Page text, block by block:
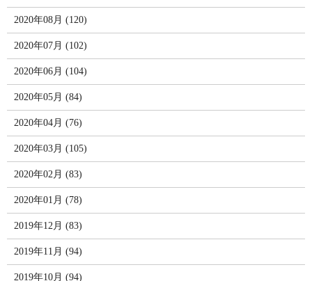
2020年08月 (120)
2020年07月 (102)
2020年06月 (104)
2020年05月 (84)
2020年04月 (76)
2020年03月 (105)
2020年02月 (83)
2020年01月 (78)
2019年12月 (83)
2019年11月 (94)
2019年10月 (94)